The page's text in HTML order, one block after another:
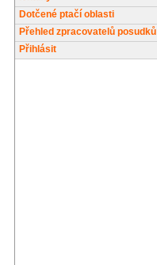
Dotčené ptačí oblasti
Přehled zpracovatelů posudků
Přihlásit